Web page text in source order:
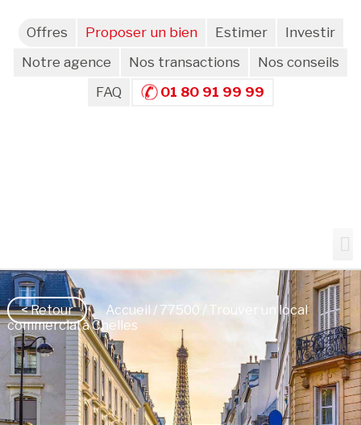
Offres Proposer un bien Estimer
Investir
Notre agence
Nos transactions
Nos conseils
FAQ
01 80 91 99 99
< Retour Accueil / 77500 / Trouver un local
commercial à Chelles